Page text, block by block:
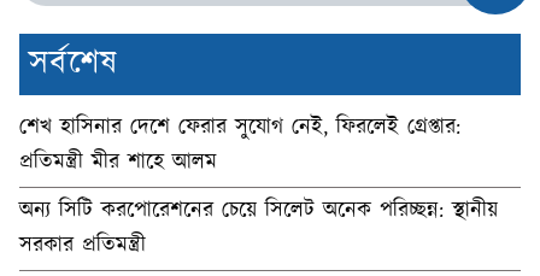
সর্বশেষ
শেখ হাসিনার দেশে ফেরার সুযোগ নেই, ফিরলেই গ্রেপ্তার:
প্রতিমন্ত্রী মীর শাহে আলম
অন্য সিটি করপোরেশনের চেয়ে সিলেট অনেক পরিচ্ছন্ন: স্থানীয়
সরকার প্রতিমন্ত্রী